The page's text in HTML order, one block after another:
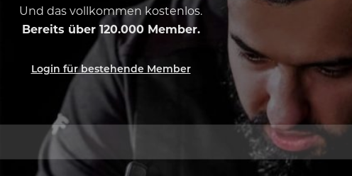
Und das vollkommen kostenlos.
Bereits über 120.000 Member.
Login für bestehende Member